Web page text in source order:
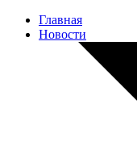
Главная
Новости